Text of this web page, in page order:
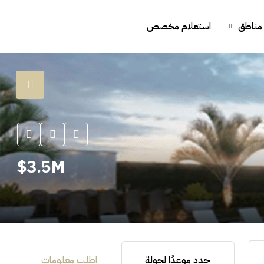
مناطق استعلام مخصص
3.5M$
حدد موعدًا لجولة اطلب معلومات